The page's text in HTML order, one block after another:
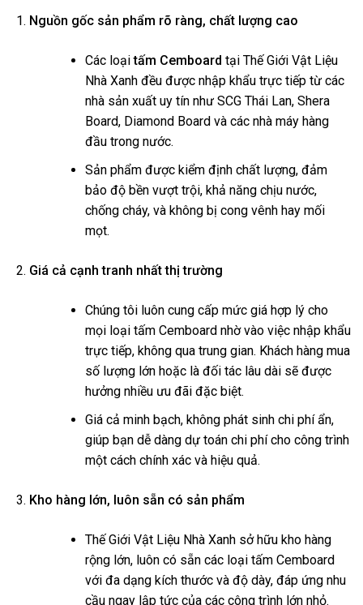
Nguồn gốc sản phẩm rõ ràng, chất lượng cao
Các loạitấm Cemboard tại Thế Giới Vật Liệu
Nhà Xanh đều được nhập khẩu trực tiếp từ các
nhà sản xuất uy tín như SCG Thái Lan, Shera
Board, Diamond Board và các nhà máy hàng
đầu trong nước.
Sản phẩm được kiểm định chất lượng, đảm
bảo độ bền vượt trội, khả năng chịu nước,
chống cháy, và không bị cong vênh hay mối
mọt.
Giá cả cạnh tranh nhất thị trường
Chúng tôi luôn cung cấp mức giá hợp lý cho
mọi loại tấm Cemboard nhờ vào việc nhập khẩu
trực tiếp, không qua trung gian. Khách hàng mua
số lượng lớn hoặc là đối tác lâu dài sẽ được
hưởng nhiều ưu đãi đặc biệt.
Giá cả minh bạch, không phát sinh chi phí ẩn,
giúp bạn dễ dàng dự toán chi phí cho công trình
một cách chính xác và hiệu quả.
Kho hàng lớn, luôn sẵn có sản phẩm
Thế Giới Vật Liệu Nhà Xanh sở hữu kho hàng
rộng lớn, luôn có sẵn các loại tấm Cemboard
với đa dạng kích thước và độ dày, đáp ứng nhu
cầu ngay lập tức của các công trình lớn nhỏ.